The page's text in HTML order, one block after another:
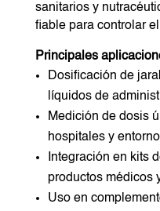
sanitarios y
fiable para controlar
Principales
Dosificación de
líquidos de
Medición de dosis
hospitales y
Integración en kits
productos médicos
Uso en